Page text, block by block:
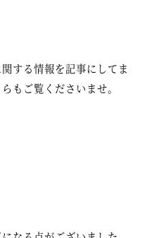
する情報を記事にしてま
もご覧くださいませ。